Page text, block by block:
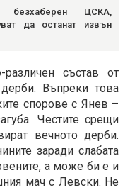
безхаберен ЦСКА,
да останат извън
състав от
Въпреки това
спорове с Янев –
Честите срещи
вечното дерби.
заради слабата
а може би е и
мач с Левски. Не